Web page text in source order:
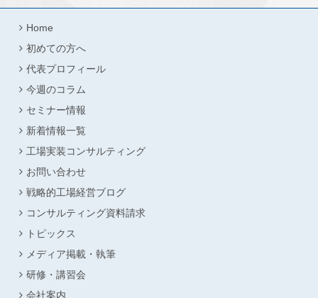
Home
初めての方へ
代表プロフィール
今週のコラム
セミナー情報
新着情報一覧
工場実装コンサルティング
お問い合わせ
戦略的工場経営ブログ
コンサルティング資料請求
トピックス
メディア掲載・執筆
研修・講習会
会社案内